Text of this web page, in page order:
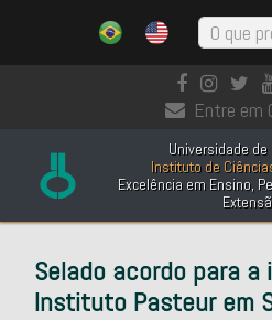
Entre em
Universidade de
Instituto de
Excelência em Ensino,
Selado acordo para
Instituto Pasteur em